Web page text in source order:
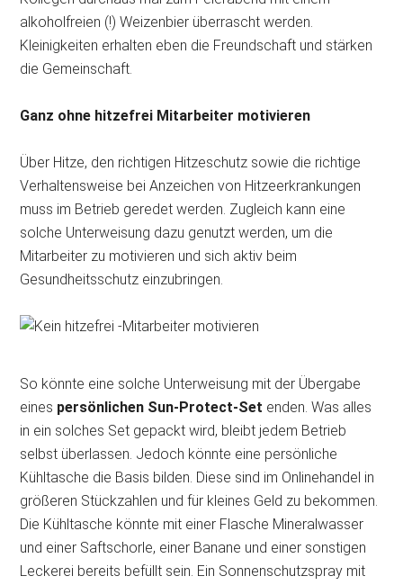
alkoholfreien (!) Weizenbier überrascht werden.
Kleinigkeiten erhalten eben die Freundschaft und stärken
die Gemeinschaft.
Ganz ohne hitzefrei Mitarbeiter motivieren
Über Hitze, den richtigen Hitzeschutz sowie die richtige
Verhaltensweise bei Anzeichen von Hitzeerkrankungen
muss im Betrieb geredet werden. Zugleich kann eine
solche Unterweisung dazu genutzt werden, um die
Mitarbeiter zu motivieren und sich aktiv beim
Gesundheitsschutz einzubringen.
So könnte eine solche Unterweisung mit der Übergabe
eines persönlichen Sun-Protect-Set enden. Was alles
in ein solches Set gepackt wird, bleibt jedem Betrieb
selbst überlassen. Jedoch könnte eine persönliche
Kühltasche die Basis bilden. Diese sind im Onlinehandel in
größeren Stückzahlen und für kleines Geld zu bekommen.
Die Kühltasche könnte mit einer Flasche Mineralwasser
und einer Saftschorle, einer Banane und einer sonstigen
Leckerei bereits befüllt sein. Ein Sonnenschutzspray mit